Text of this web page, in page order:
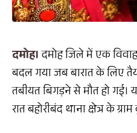
दमोह। दमोह जिले में एक
बदल गया जब बारात के लिए
तबीयत बिगड़ने से मौत हो गई।
रात बहोरीबंद थाना क्षेत्र के